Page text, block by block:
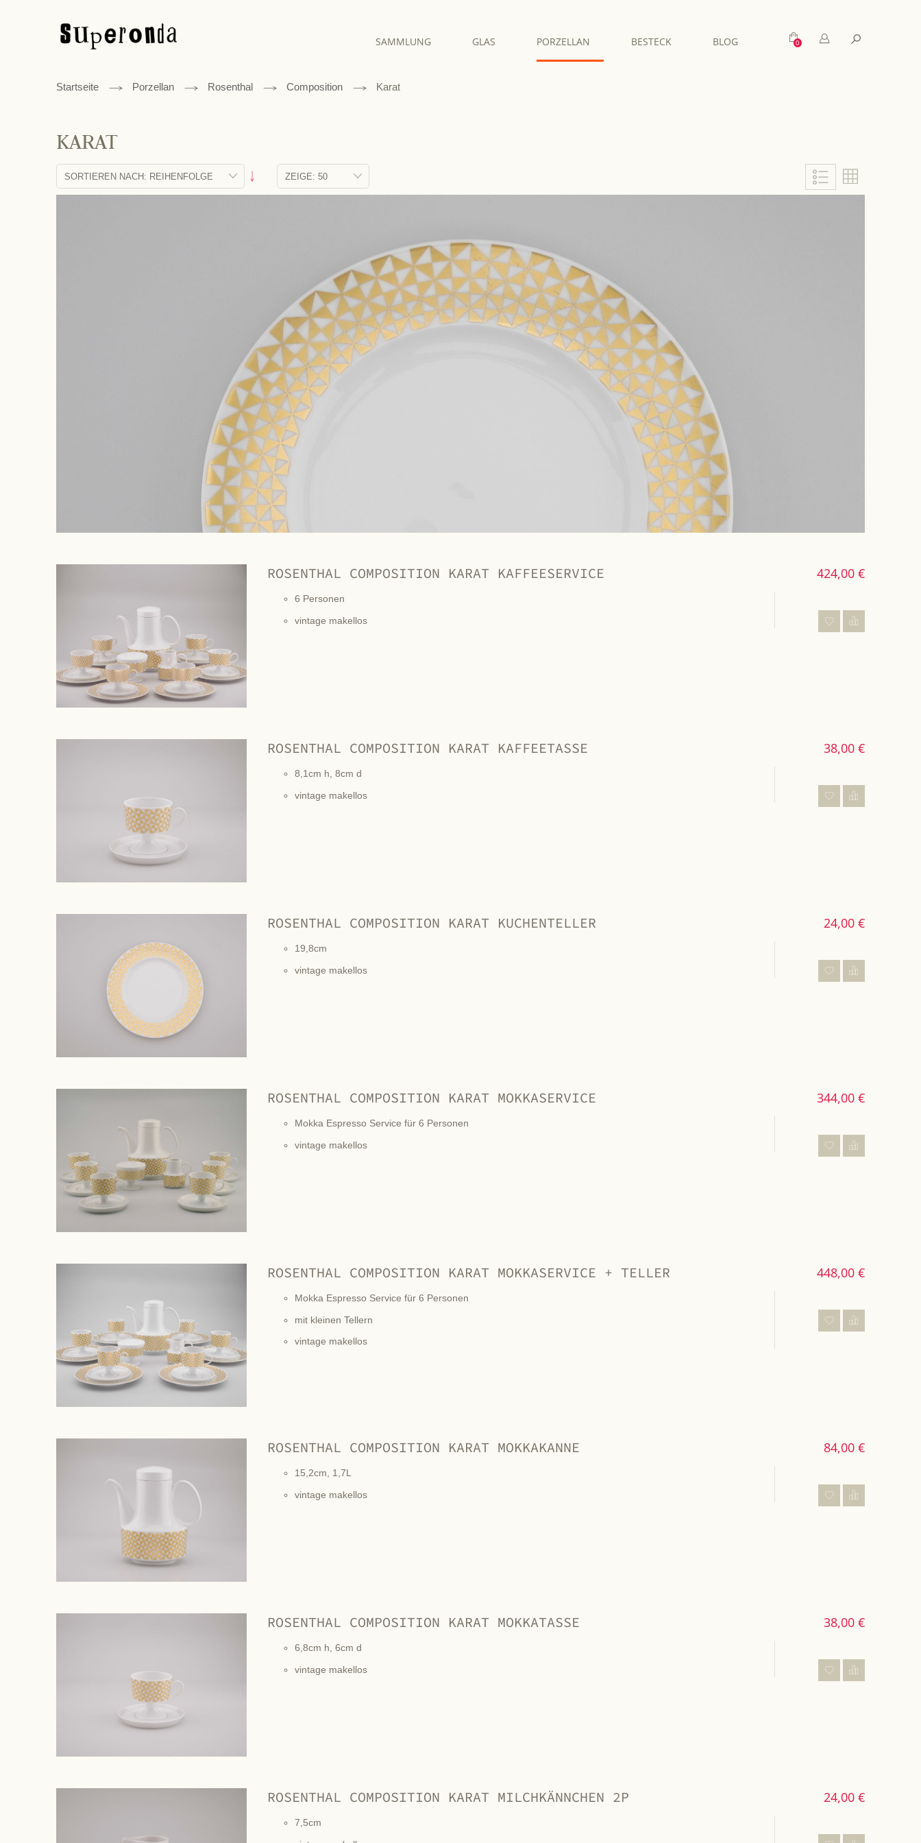
SAMMLUNG GLAS PORZELLAN BESTECK BLOG Mein WarenkorbSuche
Startseite Porzellan Rosenthal Composition Karat
KARAT
Liste
Absteigend
sortieren
ROSENTHAL COMPOSITION KARAT KAFFEESERVICE
6 Personen
vintage makellos
424,00 €
ROSENTHAL COMPOSITION KARAT KAFFEETASSE
8,1cm h, 8cm d
vintage makellos
38,00 €
ROSENTHAL COMPOSITION KARAT KUCHENTELLER
19,8cm
vintage makellos
24,00 €
ROSENTHAL COMPOSITION KARAT MOKKASERVICE
Mokka Espresso Service für 6 Personen
vintage makellos
344,00 €
ROSENTHAL COMPOSITION KARAT MOKKASERVICE + TELLER
Mokka Espresso Service für 6 Personen
mit kleinen Tellern
vintage makellos
448,00 €
ROSENTHAL COMPOSITION KARAT MOKKAKANNE
15,2cm, 1,7L
vintage makellos
84,00 €
ROSENTHAL COMPOSITION KARAT MOKKATASSE
6,8cm h, 6cm d
vintage makellos
38,00 €
ROSENTHAL COMPOSITION KARAT MILCHKÄNNCHEN 2P
7,5cm
24,00 €